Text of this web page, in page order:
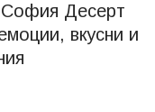
Десерт
вкусни и